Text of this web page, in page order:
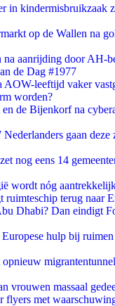
in kindermisbruikzaak
op de Wallen na
aanrijding door AH-
de Dag #1977
AOW-leeftijd vaker
worden?
de Bijenkorf na
gaan deze
nog eens 14
wordt nóg
ruimteschip terug naar
Dhabi? Dan eindigt
hulp bij
vrouwen massaal
flyers met